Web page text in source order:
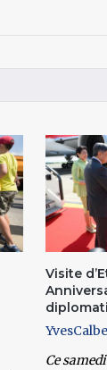
Visite
Ce